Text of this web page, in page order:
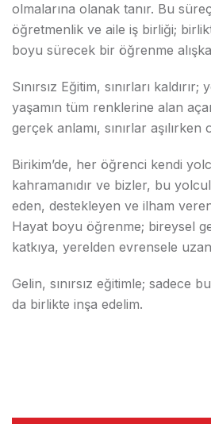
olmalarına olanak tanır. Bu
öğretmenlik ve aile iş birliği;
boyu sürecek bir öğrenme
Sınırsız Eğitim, sınırları
yaşamın tüm renklerine alan
gerçek anlamı, sınırlar aşılırken
Birikim’de, her öğrenci kendi
kahramanıdır ve bizler, bu
eden, destekleyen ve ilham
Hayat boyu öğrenme; bireysel
katkıya, yerelden evrensele
Gelin, sınırsız eğitimle; sadece
da birlikte inşa edelim.